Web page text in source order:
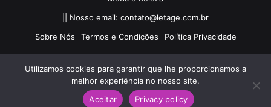
|| Nosso email: contato@letage.com.br
Sobre Nós
Termos e Condições Política Privacidade
FacebookPinterestInstagram
Utilizamos cookies para garantir que lhe proporcionamos a
melhor experiência no nosso site.
Aceitar
Privacy policy